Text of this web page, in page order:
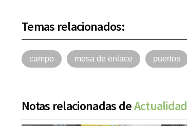
Temas relacionados:
campo mesa de enlace puertos
Notas relacionadas deActualidad